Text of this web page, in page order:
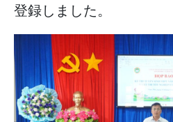
登録しました。